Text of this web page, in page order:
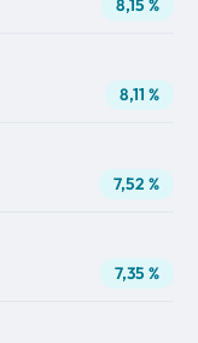
8,15 %
8,11 %
7,52 %
7,35 %